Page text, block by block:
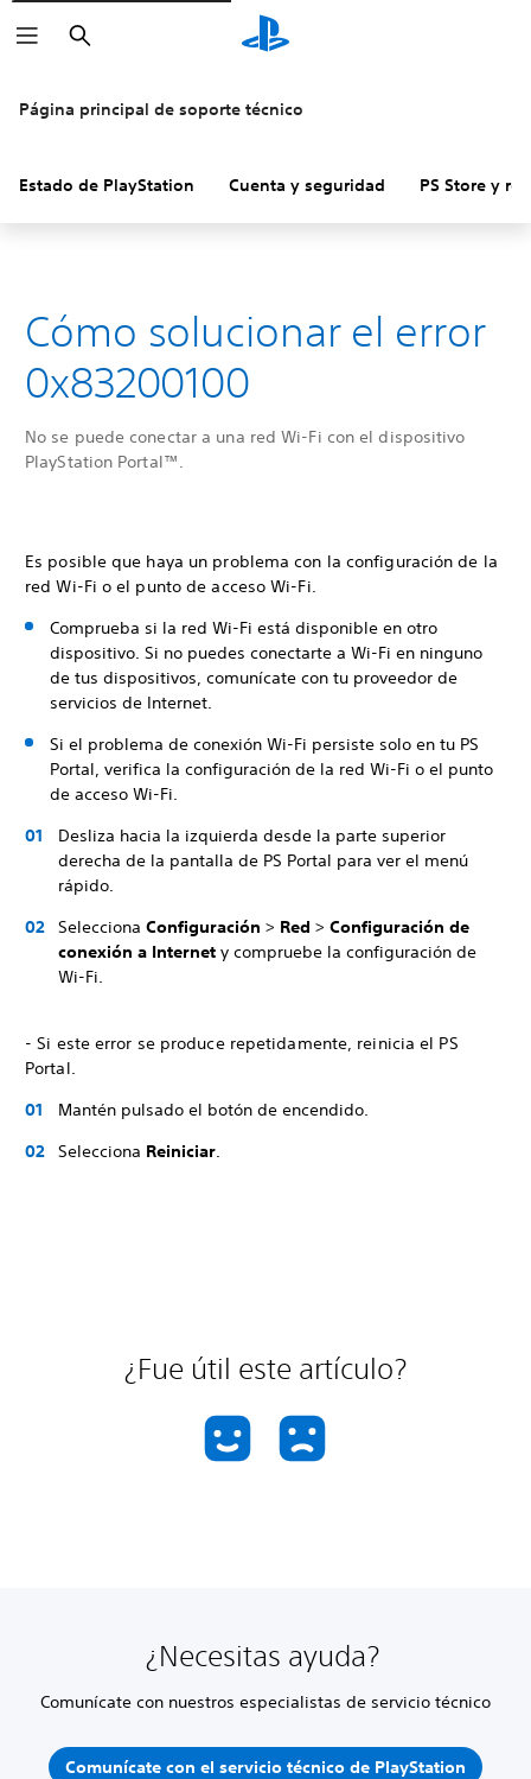
Buscar
Página principal de soporte técnico
Estado de PlayStation Cuenta y seguridad PS Store y
Cómo solucionar el error
0x83200100
No se puede conectar a una red Wi-Fi con el dispositivo
PlayStation Portal™.
Es posible que haya un problema con la configuración de la
red Wi-Fi o el punto de acceso Wi-Fi.
Comprueba si la red Wi-Fi está disponible en otro
dispositivo. Si no puedes conectarte a Wi-Fi en ninguno
de tus dispositivos, comunícate con tu proveedor de
servicios de Internet.
Si el problema de conexión Wi-Fi persiste solo en tu PS
Portal, verifica la configuración de la red Wi-Fi o el punto
de acceso Wi-Fi.
Desliza hacia la izquierda desde la parte superior
derecha de la pantalla de PS Portal para ver el menú
rápido.
Selecciona Configuración > Red > Configuración de
conexión a Internet y compruebe la configuración de
Wi-Fi.
- Si este error se produce repetidamente, reinicia el PS
Portal.
Mantén pulsado el botón de encendido.
Selecciona Reiniciar.
¿Fue útil este artículo?
¿Necesitas ayuda?
Comunícate con nuestros especialistas de servicio técnico
Comunícate con el servicio técnico de PlayStation